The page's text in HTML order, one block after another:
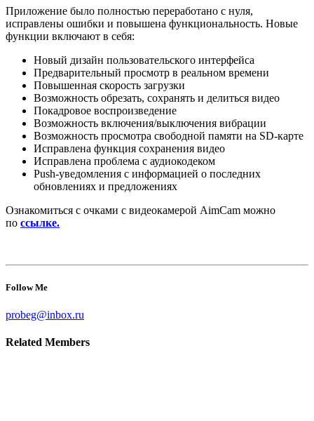
Приложение было полностью переработано с нуля,
исправлены ошибки и повышена функциональность. Новые
функции включают в себя:
Новый дизайн пользовательского интерфейса
Предварительный просмотр в реальном времени
Повышенная скорость загрузки
Возможность обрезать, сохранять и делиться видео
Покадровое воспроизведение
Возможность включения/выключения вибрации
Возможность просмотра свободной памяти на SD-карте
Исправлена функция сохранения видео
Исправлена проблема с аудиокодеком
Push-уведомления с информацией о последних
обновлениях и предложениях
Ознакомиться с очками с видеокамерой AimCam можно
по ссылке.
Follow Me
probeg@inbox.ru
Related Members